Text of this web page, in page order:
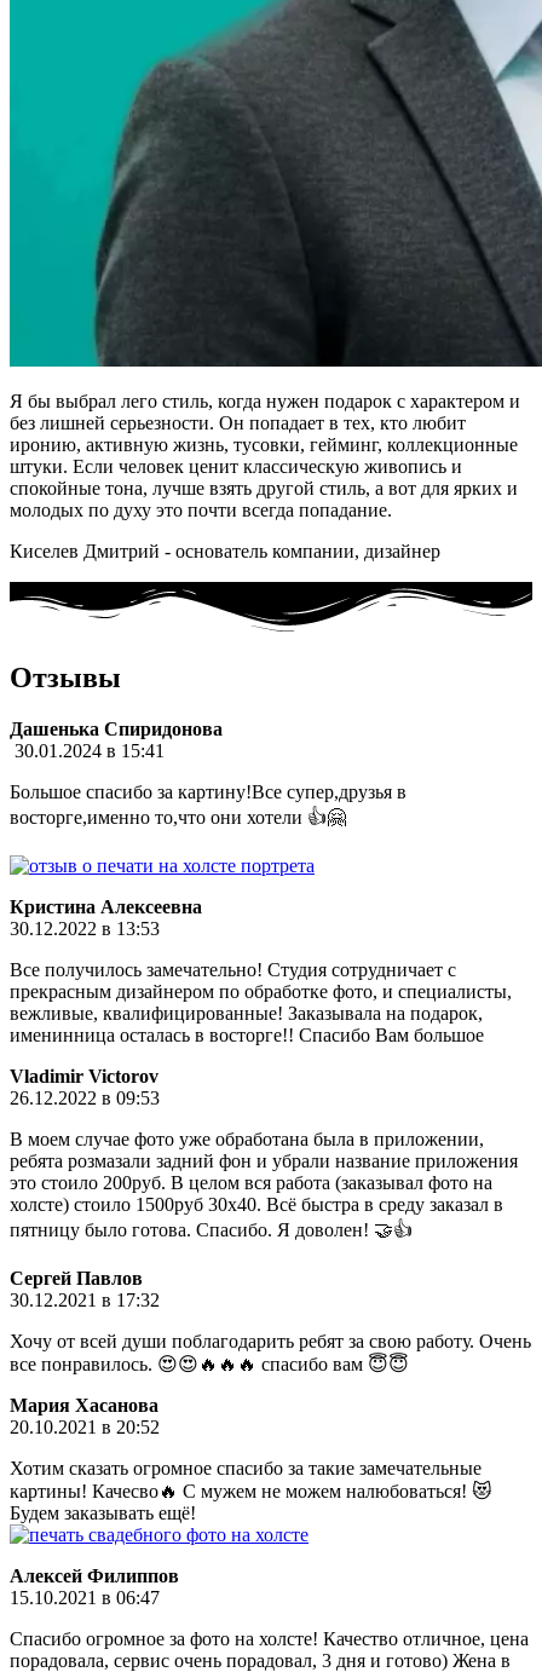
Я бы выбрал лего стиль, когда нужен подарок с характером и
без лишней серьезности. Он попадает в тех, кто любит
иронию, активную жизнь, тусовки, гейминг, коллекционные
штуки. Если человек ценит классическую живопись и
спокойные тона, лучше взять другой стиль, а вот для ярких и
молодых по духу это почти всегда попадание.
Киселев Дмитрий - основатель компании, дизайнер
Отзывы
Дашенька Спиридонова
30.01.2024 в 15:41
Большое спасибо за картину!Все супер,друзья в
восторге,именно то,что они хотели 👍🤗
Кристина Алексеевна
30.12.2022 в 13:53
Все получилось замечательно! Студия сотрудничает с
прекрасным дизайнером по обработке фото, и специалисты,
вежливые, квалифицированные! Заказывала на подарок,
именинница осталась в восторге!! Спасибо Вам большое
Vladimir Victorov
26.12.2022 в 09:53
В моем случае фото уже обработана была в приложении,
ребята розмазали задний фон и убрали название приложения
это стоило 200руб. В целом вся работа (заказывал фото на
холсте) стоило 1500руб 30х40. Всё быстра в среду заказал в
пятницу было готова. Спасибо. Я доволен! 🤝👍
Сергей Павлов
30.12.2021 в 17:32
Хочу от всей души поблагодарить ребят за свою работу. Очень
все понравилось. 😍😍🔥🔥🔥 спасибо вам 😇😇
Мария Хасанова
20.10.2021 в 20:52
Хотим сказать огромное спасибо за такие замечательные
картины! Качесво🔥 С мужем не можем налюбоваться! 😻
Будем заказывать ещё!
Алексей Филиппов
15.10.2021 в 06:47
Спасибо огромное за фото на холсте! Качество отличное, цена
порадовала, сервис очень порадовал, 3 дня и готово) Жена в